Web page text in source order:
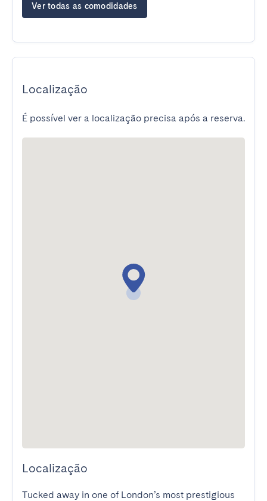
Ver todas as comodidades
Localização
É possível ver a localização precisa após a reserva.
Localização
Tucked away in one of London’s most prestigious